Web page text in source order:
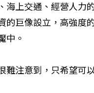
海上交通、經營人力
的巨像設立，高強度
中。
難注意到，只希望可